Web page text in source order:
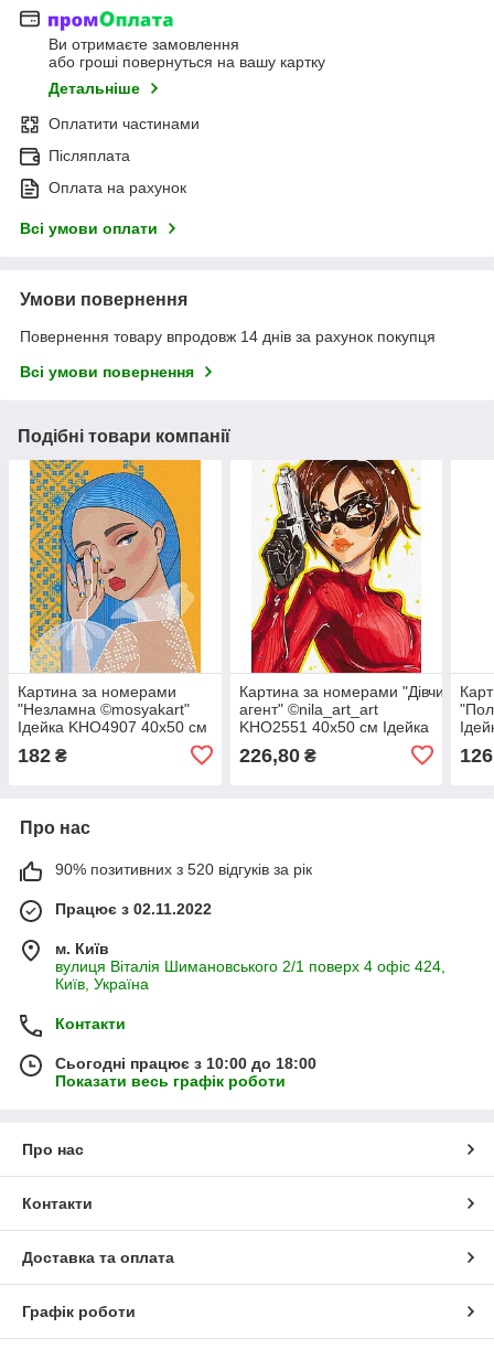
Ви отримаєте замовлення
або гроші повернуться на вашу картку
Детальніше
Оплатити частинами
Післяплата
Оплата на рахунок
Всі умови оплати
Умови повернення
Повернення товару впродовж 14 днів за рахунок покупця
Всі умови повернення
Подібні товари компанії
Картина за номерами
"Незламна ©mosyakart"
Ідейка KHO4907 40х50 см
182 ₴
Картина за номерами "Дівчина-
агент" ©nila_art_art
KHO2551 40х50 см Ідейка
226,80₴ 126
Про нас
90% позитивних з 520 відгуків за рік
Працює з 02.11.2022
м. Київ
вулиця Віталія Шимановського 2/1 поверх 4 офіс 424,
Київ, Україна
Контакти
Сьогодні працює з 10:00 до 18:00
Показати весь графік роботи
Про нас
Контакти
Доставка та оплата
Графік роботи